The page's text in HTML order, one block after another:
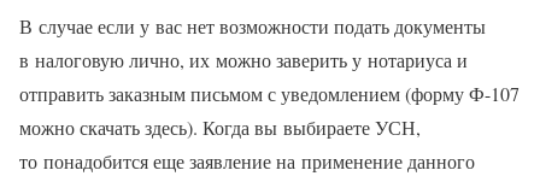
В случае если у вас нет возможности подать документы
в налоговую лично, их можно заверить у нотариуса и
отправить заказным письмом с уведомлением (форму Ф-107
можно скачать здесь). Когда вы выбираете УСН,
то понадобится еще заявление на применение данного